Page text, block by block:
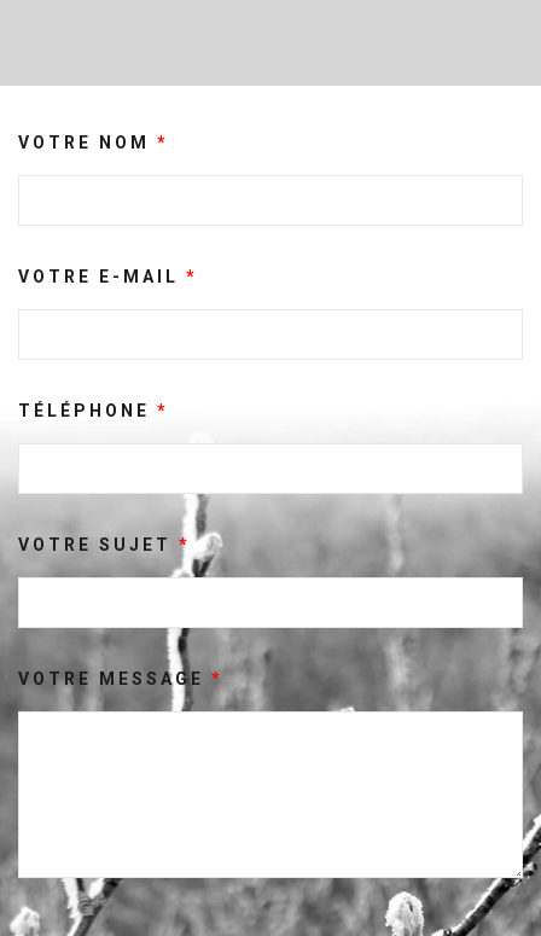
VOTRE NOM *
VOTRE E-MAIL *
TÉLÉPHONE *
VOTRE SUJET *
VOTRE MESSAGE *